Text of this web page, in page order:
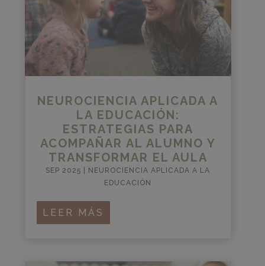
NEUROCIENCIA APLICADA A
LA EDUCACIÓN:
ESTRATEGIAS PARA
ACOMPAÑAR AL ALUMNO Y
TRANSFORMAR EL AULA
SEP 2025
NEUROCIENCIA APLICADA A LA
EDUCACIÓN
LEER MÁS